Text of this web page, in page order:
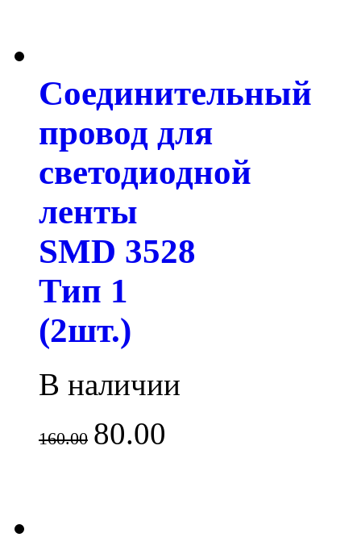
Соединительный
провод для
светодиодной
ленты
SMD 3528
Тип 1
(2шт.)
В наличии
160.00 80.00